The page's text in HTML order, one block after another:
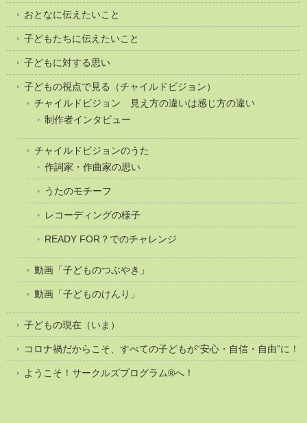
おとなに伝えたいこと
子どもたちに伝えたいこと
子どもに対する思い
子どもの視点で見る（チャイルドビジョン）
チャイルドビジョン 見え方の違いは感じ方の違い
制作者インタビュー
チャイルドビジョンのうた
作詞家・作曲家の思い
うたのモチーフ
レコーディングの様子
READY FOR？でのチャレンジ
動画「子どものつぶやき」
動画「子どものけんり」
子どもの現在（いま）
コロナ禍だからこそ、すべての子どもが“安心・自信・自由”に！
ようこそ！サークルズプログラム®へ！